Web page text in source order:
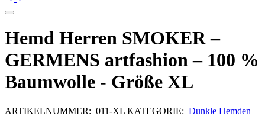
Hemd Herren SMOKER –
GERMENS artfashion – 100 %
Baumwolle - Größe XL
ARTIKELNUMMER: 011-XL KATEGORIE: Dunkle Hemden